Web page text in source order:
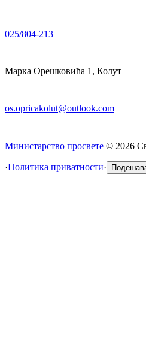
025/804-213
Марка Орешковића 1, Колут
os.opricakolut@outlook.com
Министарство просвете © 2026
·Политика приватности·